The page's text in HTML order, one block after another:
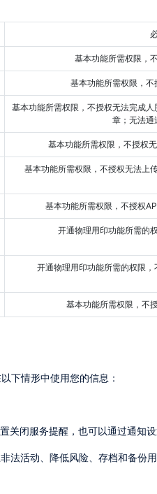
基本功能所需权限
基本功能所需权限，
基本功能所需权限，不授权无法完成人脸识别认证；无法拍照上传文件、签名、印
章；无法通
基本功能所需权限，不授
基本功能所需权限，不授权无法
基本功能所需权限，不授权
开通物理用印功能所需
开通物理用印功能所需的权限
基本功能所需权限，
下情形中使用您的信息：
关闭服务提醒，也可以通过通知
法活动、降低风险、存档和备份用